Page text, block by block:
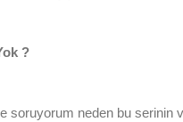
?
soruyorum neden bu serinin